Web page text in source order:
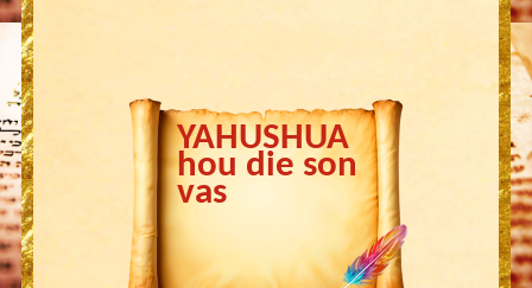
YAHUSHUA
hou die son
vas